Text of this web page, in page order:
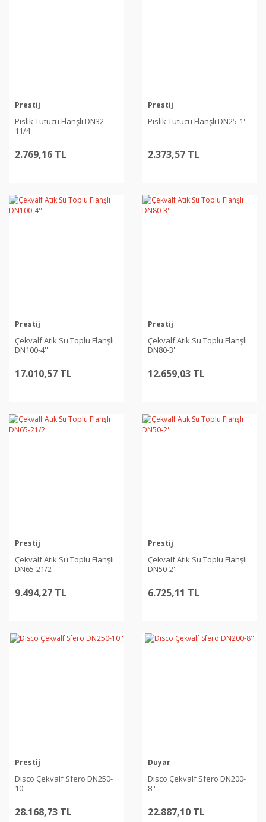
Prestij
Pislik Tutucu Flanşlı DN32-
11/4
2.769,16 TL
Prestij
Pislik Tutucu Flanşlı DN25-1''
2.373,57 TL
Prestij
Çekvalf Atık Su Toplu Flanşlı
DN100-4''
17.010,57 TL
Prestij
Çekvalf Atık Su Toplu Flanşlı
DN80-3''
12.659,03 TL
Prestij
Çekvalf Atık Su Toplu Flanşlı
DN65-21/2
9.494,27 TL
Prestij
Çekvalf Atık Su Toplu Flanşlı
DN50-2''
6.725,11 TL
Prestij
Disco Çekvalf Sfero DN250-
10''
28.168,73 TL
Duyar
Disco Çekvalf Sfero DN200-
8''
22.887,10 TL